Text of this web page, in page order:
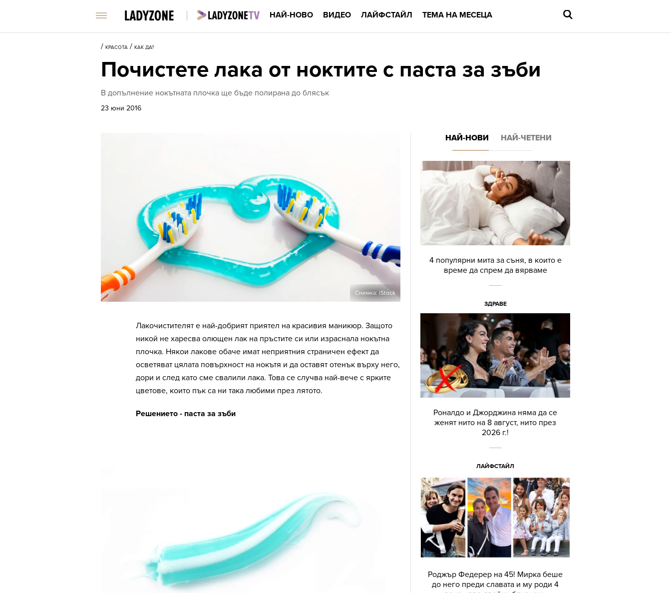
НАЙ-НОВО ВИДЕО ЛАЙФСТАЙЛ ТЕМА НА МЕСЕЦА
/ КРАСОТА / КАК ДА?
Почистете лака от ноктите с паста за зъби
В допълнение нокътната плочка ще бъде полирана до блясък
23 юни 2016
Снимка: iStock
Лакочистителят е най-добрият приятел на красивия маникюр. Защото
никой не харесва олющен лак на пръстите си или израснала нокътна
плочка. Някои лакове обаче имат неприятния страничен ефект да
осветяват цялата повърхност на нокътя и да оставят отенък върху него,
дори и след като сме свалили лака. Това се случва най-вече с ярките
цветове, които пък са ни така любими през лятото.
Решението - паста за зъби
НАЙ-НОВИ НАЙ-ЧЕТЕНИ
4 популярни мита за съня, в които е
време да спрем да вярваме
ЗДРАВЕ
Роналдо и Джорджина няма да се
женят нито на 8 август, нито през
2026 г.!
ЛАЙФСТАЙЛ
Роджър Федерер на 45! Мирка беше
до него преди славата и му роди 4